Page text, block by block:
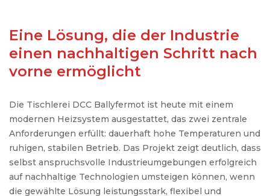
Eine Lösung, die der Industrie
einen nachhaltigen Schritt nach
vorne ermöglicht
Die Tischlerei DCC Ballyfermot ist heute mit einem
modernen Heizsystem ausgestattet, das zwei zentrale
Anforderungen erfüllt: dauerhaft hohe Temperaturen und
ruhigen, stabilen Betrieb. Das Projekt zeigt deutlich, dass
selbst anspruchsvolle Industrieumgebungen erfolgreich
auf nachhaltige Technologien umsteigen können, wenn
die gewählte Lösung leistungsstark, flexibel und